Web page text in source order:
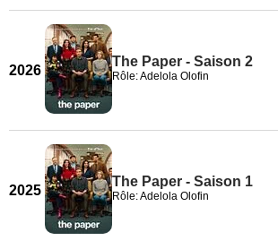
2026
The Paper - Saison 2
Rôle: Adelola Olofin
2025
The Paper - Saison 1
Rôle: Adelola Olofin